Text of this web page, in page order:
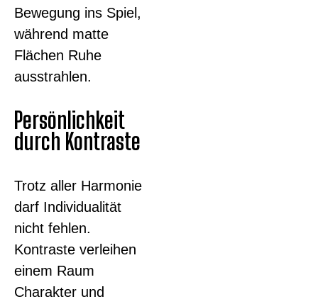
Bewegung ins Spiel,
während matte
Flächen Ruhe
ausstrahlen.
Persönlichkeit
durch Kontraste
Trotz aller Harmonie
darf Individualität
nicht fehlen.
Kontraste verleihen
einem Raum
Charakter und